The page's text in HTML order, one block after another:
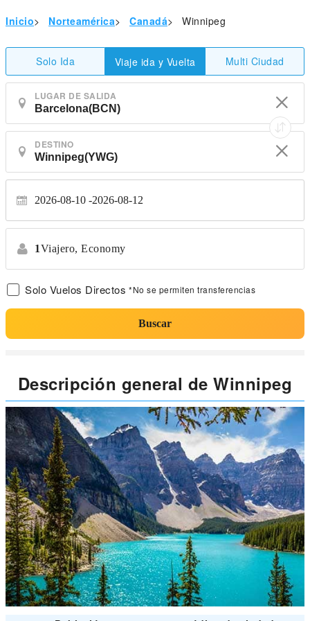
Inicio> Norteamérica> Canadá> Winnipeg
Solo Ida Viaje ida y Vuelta Multi Ciudad
LUGAR DE SALIDA
DESTINO
2026-08-10 2026-08-12
1Viajero, Economy
Solo Vuelos Directos *No se permiten transferencias
Buscar
Descripción general de Winnipeg